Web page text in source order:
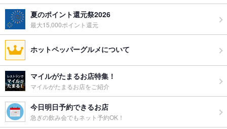
夏のポイント還元祭2026
最大15,000ポイント還元
ホットペッパーグルメについて
マイルがたまるお店特集！
マイルがたまるお店をご紹介
今日明日予約できるお店
急ぎの飲み会でもネット予約OK！